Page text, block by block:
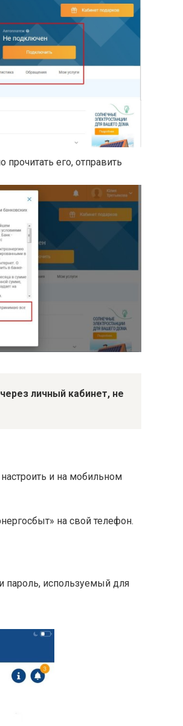
его, отправить
личный кабинет, не
и на мобильном
на свой телефон.
пароль, используемый для